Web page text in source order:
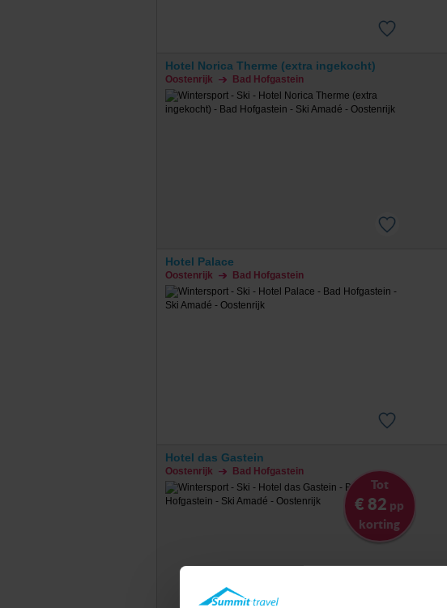
Hotel Norica Therme (extra ingekocht)
Oostenrijk Bad Hofgastein
Hotel Palace
Oostenrijk Bad Hofgastein
Hotel das Gastein
Oostenrijk Bad Hofgastein
Tot
€ 82 pp
korting